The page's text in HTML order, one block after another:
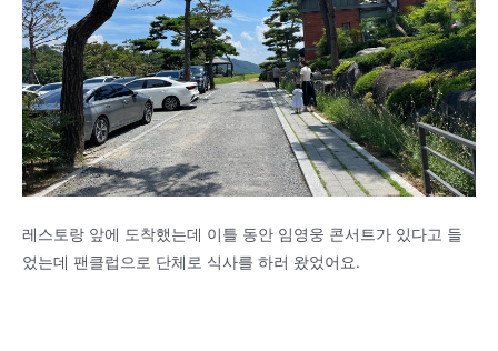
레스토랑 앞에 도착했는데 이틀 동안 임영웅 콘서트가 있다고 들
었는데 팬클럽으로 단체로 식사를 하러 왔었어요.